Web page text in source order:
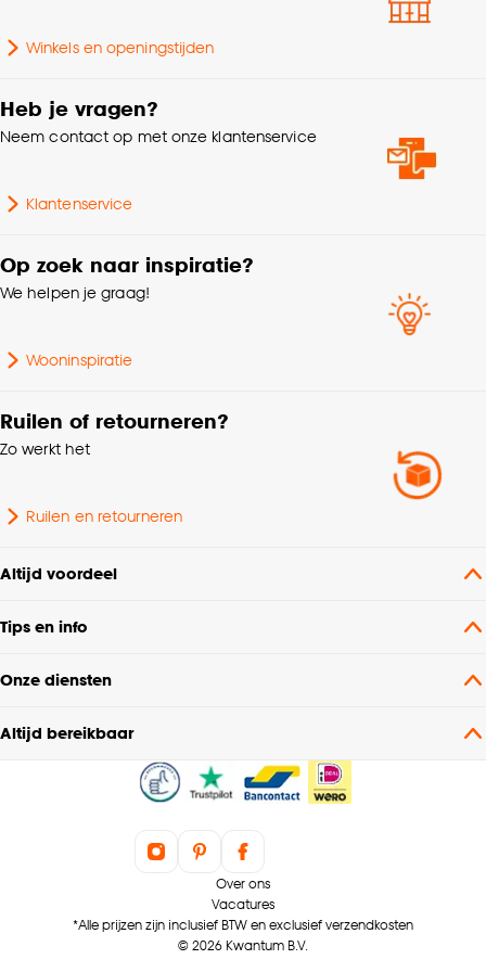
Goed om te weten is dat je deze keuze altijd nog
Gewicht gram per m2
Krimptolerantie
Winkels en openingstijden
Heb je vragen?
Neem contact op met onze klantenservice
Klantenservice
Op zoek naar inspiratie?
We helpen je graag!
Wooninspiratie
Ruilen of retourneren?
Zo werkt het
Ruilen en retourneren
Altijd voordeel
Tips en info
Onze diensten
Altijd bereikbaar
Over ons
Vacatures
*Alle prijzen zijn inclusief BTW en exclusief verzendkosten
© 2026 Kwantum B.V.